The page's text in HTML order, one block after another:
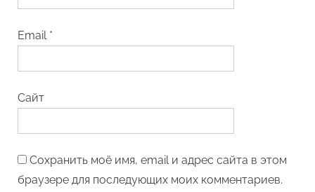
Email *
Сайт
Сохранить моё имя, email и адрес сайта в этом
браузере для последующих моих комментариев.